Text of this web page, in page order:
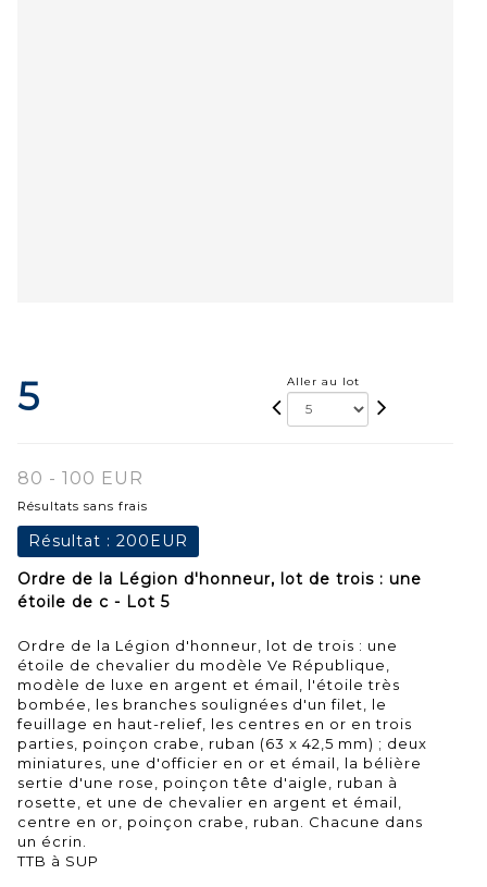
5 Aller au lot
80 - 100 EUR
Résultats sans frais
Résultat : 200EUR
Ordre de la Légion d'honneur, lot de trois : une
étoile de c - Lot 5
Ordre de la Légion d'honneur, lot de trois : une
étoile de chevalier du modèle Ve République,
modèle de luxe en argent et émail, l'étoile très
bombée, les branches soulignées d'un filet, le
feuillage en haut-relief, les centres en or en trois
parties, poinçon crabe, ruban (63 x 42,5 mm) ; deux
miniatures, une d'officier en or et émail, la bélière
sertie d'une rose, poinçon tête d'aigle, ruban à
rosette, et une de chevalier en argent et émail,
centre en or, poinçon crabe, ruban. Chacune dans
un écrin.
TTB à SUP